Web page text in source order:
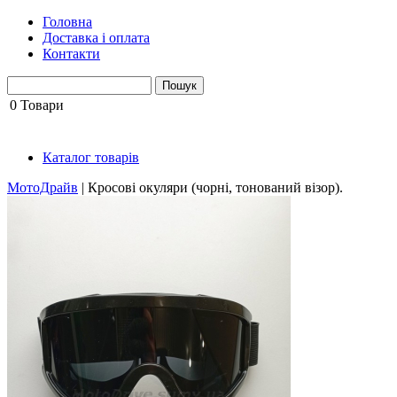
Головна
Доставка і оплата
Контакти
0 Товари
Каталог товарів
МотоДрайв | Кросові окуляри (чорні, тонований візор).